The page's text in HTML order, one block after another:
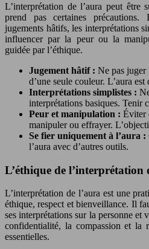
L’interprétation de l’aura peut être
prend pas certaines
jugements hâtifs, les interprétations
influencer par la peur ou la
guidée par l’éthique.
Jugement hâtif : Ne pas juger
d’une seule couleur. L’aura est
Interprétations simplistes :
interprétations basiques. Tenir
Peur et manipulation : Éviter
manipuler ou effrayer.
Se fier uniquement à l’aura :
l’aura avec d’autres outils.
L’éthique de l’interprétation
L’interprétation de l’aura est une
éthique, respect et bienveillance. Il
ses interprétations sur la personne et
confidentialité, la compassion et la
essentielles.